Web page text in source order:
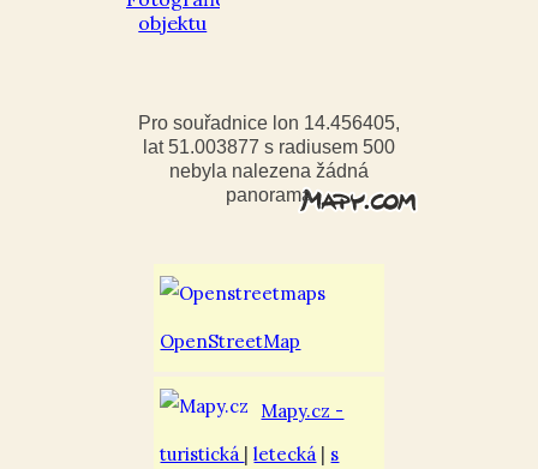
Pro souřadnice lon 14.456405,
lat 51.003877 s radiusem 500
nebyla nalezena žádná
panorama
OpenStreetMap
Mapy.cz -
turistická |letecká | s